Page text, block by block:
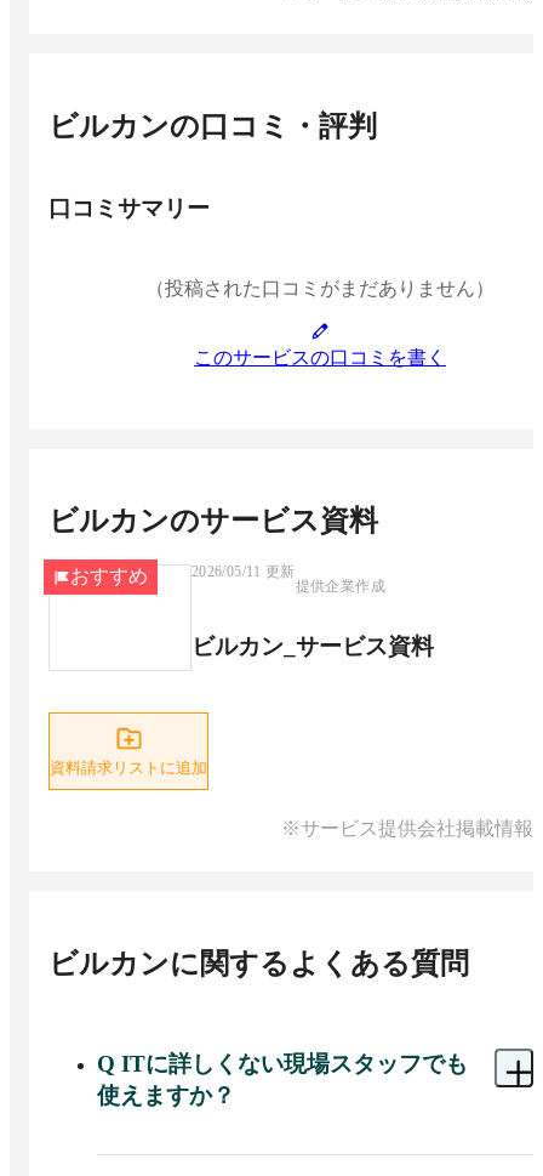
ビルカンの口コミ・評判
口コミサマリー
（投稿された口コミがまだありません）
このサービスの口コミを書く
ビルカンのサービス資料
おすすめ 2026/05/11 更新
提供企業作成
ビルカン_サービス資料
資料請求リストに追加
※サービス提供会社掲載情報
ビルカンに関するよくある質問
Q ITに詳しくない現場スタッフでも
使えますか？
A はい。ビルカンは建物の図面を中心とした直感